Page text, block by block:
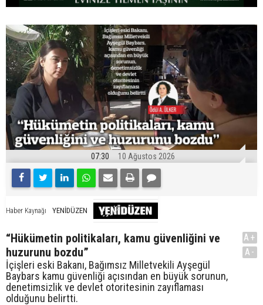
07:30 10 Ağustos 2026
Haber Kaynağı YENİDÜZEN
“Hükümetin politikaları, kamu güvenliğini ve
huzurunu bozdu”
İçişleri eski Bakanı, Bağımsız Milletvekili Ayşegül
Baybars kamu güvenliği açısından en büyük sorunun,
denetimsizlik ve devlet otoritesinin zayıflaması
olduğunu belirtti.
A+
A-